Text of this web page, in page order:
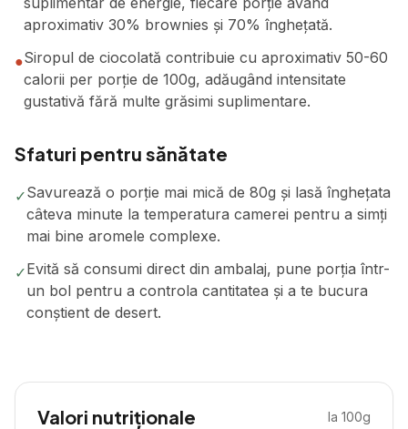
aproximativ 30% brownies și 70% înghețată.
●Siropul de ciocolată contribuie cu aproximativ 50-60
calorii per porție de 100g, adăugând intensitate
gustativă fără multe grăsimi suplimentare.
Sfaturi pentru sănătate
✓Savurează o porție mai mică de 80g și lasă înghețata
câteva minute la temperatura camerei pentru a simți
mai bine aromele complexe.
✓Evită să consumi direct din ambalaj, pune porția într-
un bol pentru a controla cantitatea și a te bucura
conștient de desert.
Valori nutriționale la 100g